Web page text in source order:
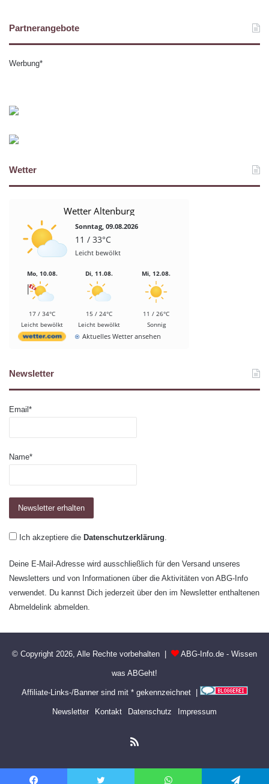
Partnerangebote
Werbung*
Wetter
Wetter Altenburg
Sonntag, 09.08.2026
11 / 33°C
Leicht bewölkt
Mo, 10.08.
17 / 34°C
Leicht bewölkt
Di, 11.08.
15 / 24°C
Leicht bewölkt
Mi, 12.08.
11 / 26°C
Sonnig
Aktuelles Wetter ansehen
Newsletter
Email*
Name*
Ich akzeptiere die Datenschutzerklärung
Deine E-Mail-Adresse wird ausschließlich für den Versand unseres
Newsletters und von Informationen über die Aktivitäten von ABG-Info
verwendet. Du kannst Dich jederzeit über den im Newsletter enthaltenen
Abmeldelink abmelden.
© Copyright 2026, Alle Rechte vorbehalten | ABG-Info.de - Wissen
was ABGeht!
Affiliate-Links-/Banner sind mit * gekennzeichnet |
Newsletter Kontakt Datenschutz Impressum